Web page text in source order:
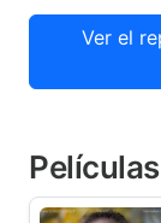
Ver el